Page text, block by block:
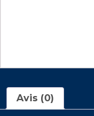
Avis (0)